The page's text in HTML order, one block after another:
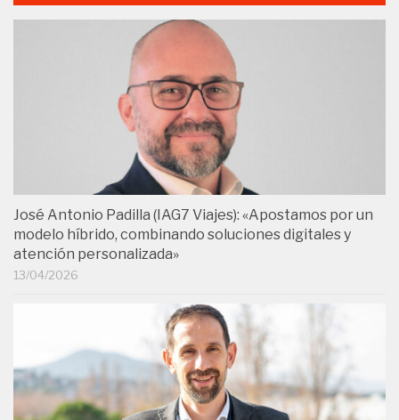
José Antonio Padilla (IAG7 Viajes): «Apostamos por un
modelo híbrido, combinando soluciones digitales y
atención personalizada»
13/04/2026